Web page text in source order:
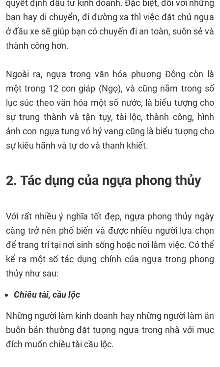
quyết định đầu tư kinh doanh. Đặc biệt, đối với những
bạn hay di chuyển, đi đường xa thì việc đặt chú ngựa
ở đầu xe sẽ giúp bạn có chuyến đi an toàn, suôn sẻ và
thành công hơn.
Ngoài ra, ngựa trong văn hóa phương Đông còn là
một trong 12 con giáp (Ngọ), và cũng nằm trong số
lục súc theo văn hóa một số nước, là biểu tượng cho
sự trung thành và tận tụy, tài lộc, thành công, hình
ảnh con ngựa tung vó hý vang cũng là biểu tượng cho
sự kiêu hãnh và tự do và thanh khiết.
2. Tác dụng của ngựa phong thủy
Với rất nhiều ý nghĩa tốt đẹp, ngựa phong thủy ngày
càng trở nên phổ biến và được nhiều người lựa chọn
để trang trí tại nơi sinh sống hoặc nơi làm việc. Có thể
kể ra một số tác dụng chính của ngựa trong phong
thủy như sau:
Chiêu tài, cầu lộc
Những người làm kinh doanh hay những người làm ăn
buôn bán thường đặt tượng ngựa trong nhà với mục
đích muốn chiêu tài cầu lộc.